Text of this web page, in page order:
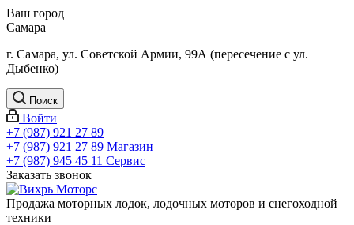
Ваш город
Самара
г. Самара, ул. Советской Армии, 99А (пересечение с ул.
Дыбенко)
Поиск
Войти
+7 (987) 921 27 89
+7 (987) 921 27 89 Магазин
+7 (987) 945 45 11 Сервис
Заказать звонок
Продажа моторных лодок, лодочных моторов и снегоходной
техники